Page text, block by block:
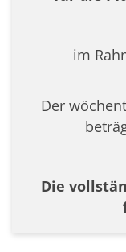
im
Der
Die